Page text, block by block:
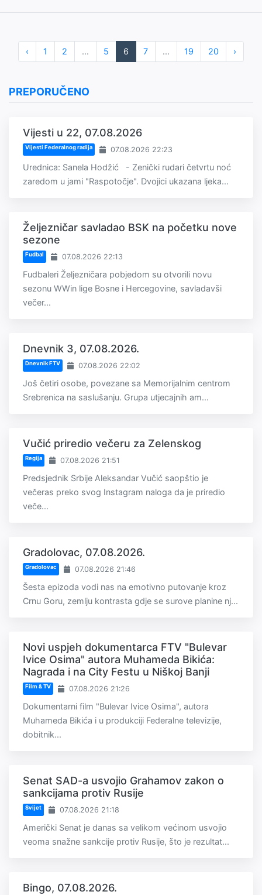
‹ 1 2 ... 5 6 7 ... 19 20 ›
PREPORUČENO
Vijesti u 22, 07.08.2026
Vijesti Federalnog radija 07.08.2026 22:23
Urednica: Sanela Hodžić - Zenički rudari četvrtu noć
zaredom u jami "Raspotočje". Dvojici ukazana ljeka...
Željezničar savladao BSK na početku nove
sezone
Fudbal 07.08.2026 22:13
Fudbaleri Željezničara pobjedom su otvorili novu
sezonu WWin lige Bosne i Hercegovine, savladavši
večer...
Dnevnik 3, 07.08.2026.
Dnevnik FTV 07.08.2026 22:02
Još četiri osobe, povezane sa Memorijalnim centrom
Srebrenica na saslušanju. Grupa utjecajnih am...
Vučić priredio večeru za Zelenskog
Regija 07.08.2026 21:51
Predsjednik Srbije Aleksandar Vučić saopštio je
večeras preko svog Instagram naloga da je priredio
veče...
Gradolovac, 07.08.2026.
Gradolovac 07.08.2026 21:46
Šesta epizoda vodi nas na emotivno putovanje kroz
Crnu Goru, zemlju kontrasta gdje se surove planine nj...
Novi uspjeh dokumentarca FTV "Bulevar
Ivice Osima" autora Muhameda Bikića:
Nagrada i na City Festu u Niškoj Banji
Film & TV 07.08.2026 21:26
Dokumentarni film "Bulevar Ivice Osima", autora
Muhameda Bikića i u produkciji Federalne televizije,
dobitnik...
Senat SAD-a usvojio Grahamov zakon o
sankcijama protiv Rusije
Svijet 07.08.2026 21:18
Američki Senat je danas sa velikom većinom usvojio
veoma snažne sankcije protiv Rusije, što je rezultat...
Bingo, 07.08.2026.